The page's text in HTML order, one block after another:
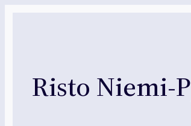
Risto Niemi-